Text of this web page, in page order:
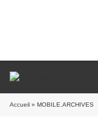
Accueil » MOBILE.ARCHIVES